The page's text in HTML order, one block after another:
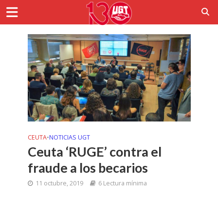
CEUTA•NOTICIAS UGT
Ceuta ‘RUGE’ contra el
fraude a los becarios
11 octubre, 2019 6 Lectura mínima